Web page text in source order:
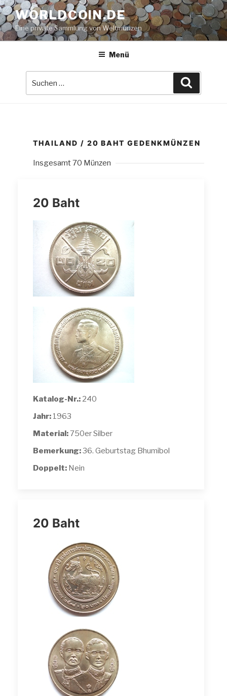
Zum
Inhalt
springen
WORLDCOIN.DE
Eine private Sammlung von Weltmünzen
Menü
THAILAND / 20 BAHT GEDENKMÜNZEN
Insgesamt 70 Münzen
20 Baht
Katalog-Nr.: 240
Jahr: 1963
Material:750er Silber
Bemerkung:36. Geburtstag Bhumibol
Doppelt: Nein
20 Baht